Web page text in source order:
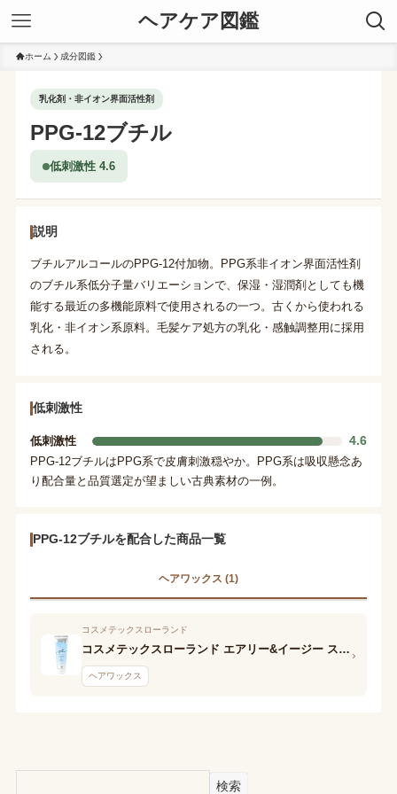
ヘアケア図鑑
ホーム 成分図鑑
乳化剤・非イオン界面活性剤
PPG-12ブチル
低刺激性 4.6
説明
ブチルアルコールのPPG-12付加物。PPG系非イオン界面活性剤
のブチル系低分子量バリエーションで、保湿・湿潤剤としても機
能する最近の多機能原料で使用されるの一つ。古くから使われる
乳化・非イオン系原料。毛髪ケア処方の乳化・感触調整用に採用
される。
低刺激性
低刺激性 4.6
PPG-12ブチルはPPG系で皮膚刺激穏やか。PPG系は吸収懸念あ
り配合量と品質選定が望ましい古典素材の一例。
PPG-12ブチルを配合した商品一覧
ヘアワックス (1)
コスメテックスローランド
コスメテックスローランド エアリー&イージー スティックヘアバーム
ヘアワックス
›
検索